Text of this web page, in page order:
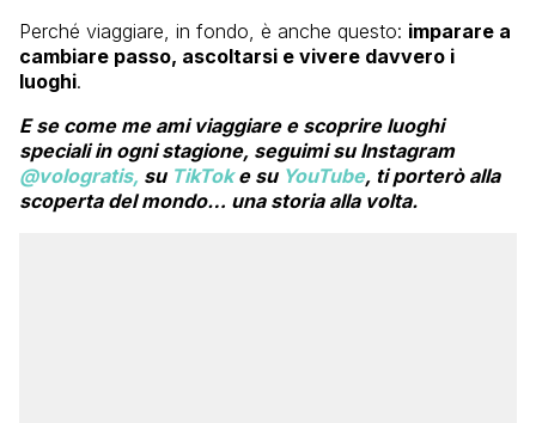
Perché viaggiare, in fondo, è anche questo: imparare a
cambiare passo, ascoltarsi e vivere davvero i
luoghi.
E se come me ami viaggiare e scoprire luoghi
speciali in ogni stagione, seguimi su Instagram
@vologratis, su TikToke su YouTube, ti porterò alla
scoperta del mondo… una storia alla volta.